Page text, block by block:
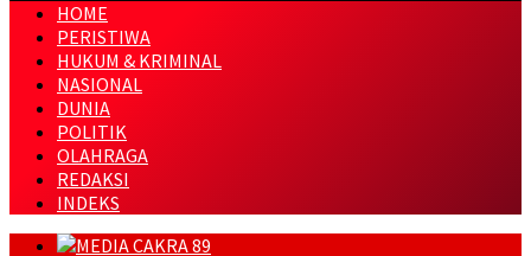
HOME
PERISTIWA
HUKUM & KRIMINAL
NASIONAL
DUNIA
POLITIK
OLAHRAGA
REDAKSI
INDEKS